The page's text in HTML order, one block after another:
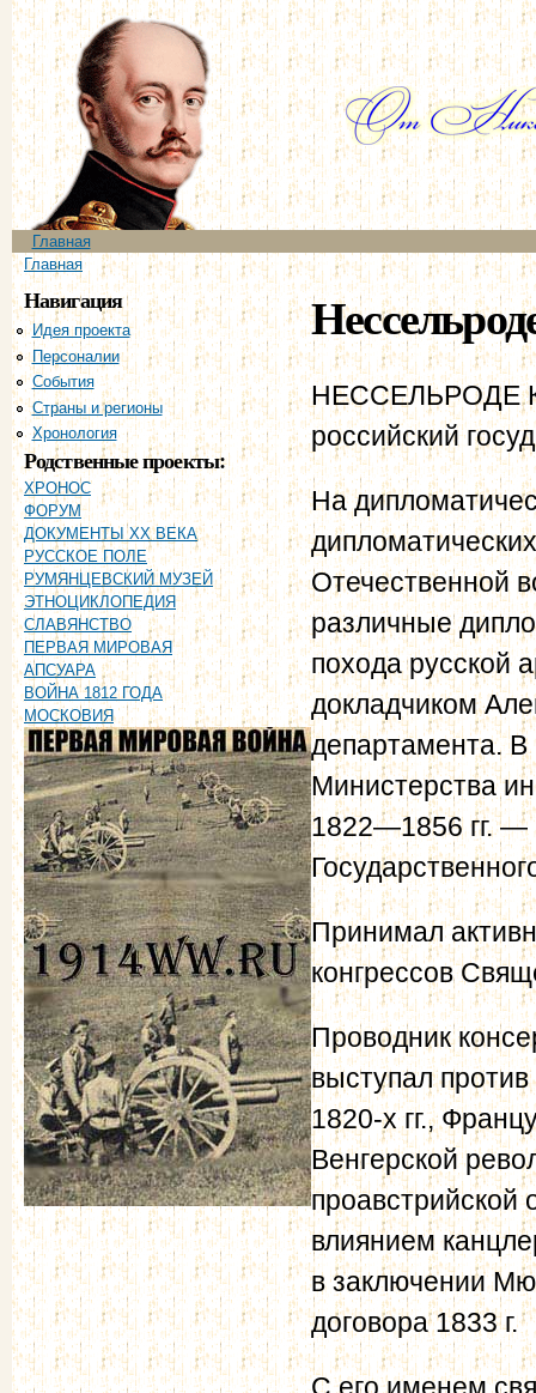
Главное меню
Главная
Вы здесь
Главная
Навигация
Идея проекта
Персоналии
События
Страны и регионы
Хронология
Родственные проекты:
ХРОНОС
ФОРУМ
ДОКУМЕНТЫ XX ВЕКА
РУССКОЕ ПОЛЕ
РУМЯНЦЕВСКИЙ МУЗЕЙ
ЭТНОЦИКЛОПЕДИЯ
СЛАВЯНСТВО
ПЕРВАЯ МИРОВАЯ
АПСУАРА
ВОЙНА 1812 ГОДА
МОСКОВИЯ
НЕССЕЛЬРОДЕ
российский
На
Отечественной
различные
похода русской
докладчиком
департамента. В
Министерства
1822—1856 гг. —
Принимал
конгрессов
Проводник
выступал
1820-х гг.,
Венгерской
проавстрийской
влиянием
в заключении
договора 1833 г.
С его именем